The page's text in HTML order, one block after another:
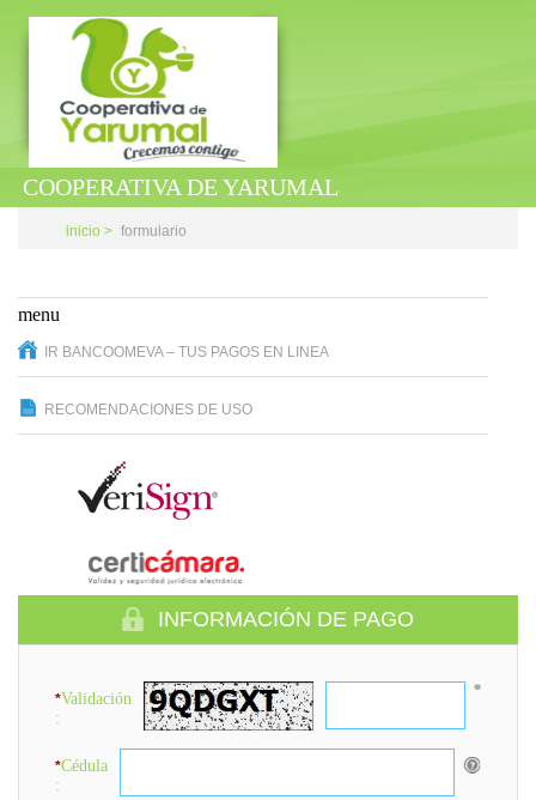
COOPERATIVA DE YARUMAL
inicio > formulario
menu
IR BANCOOMEVA – TUS PAGOS EN LINEA
RECOMENDACIONES DE USO
INFORMACIÓN DE PAGO
*Validación
:
*Cédula
: